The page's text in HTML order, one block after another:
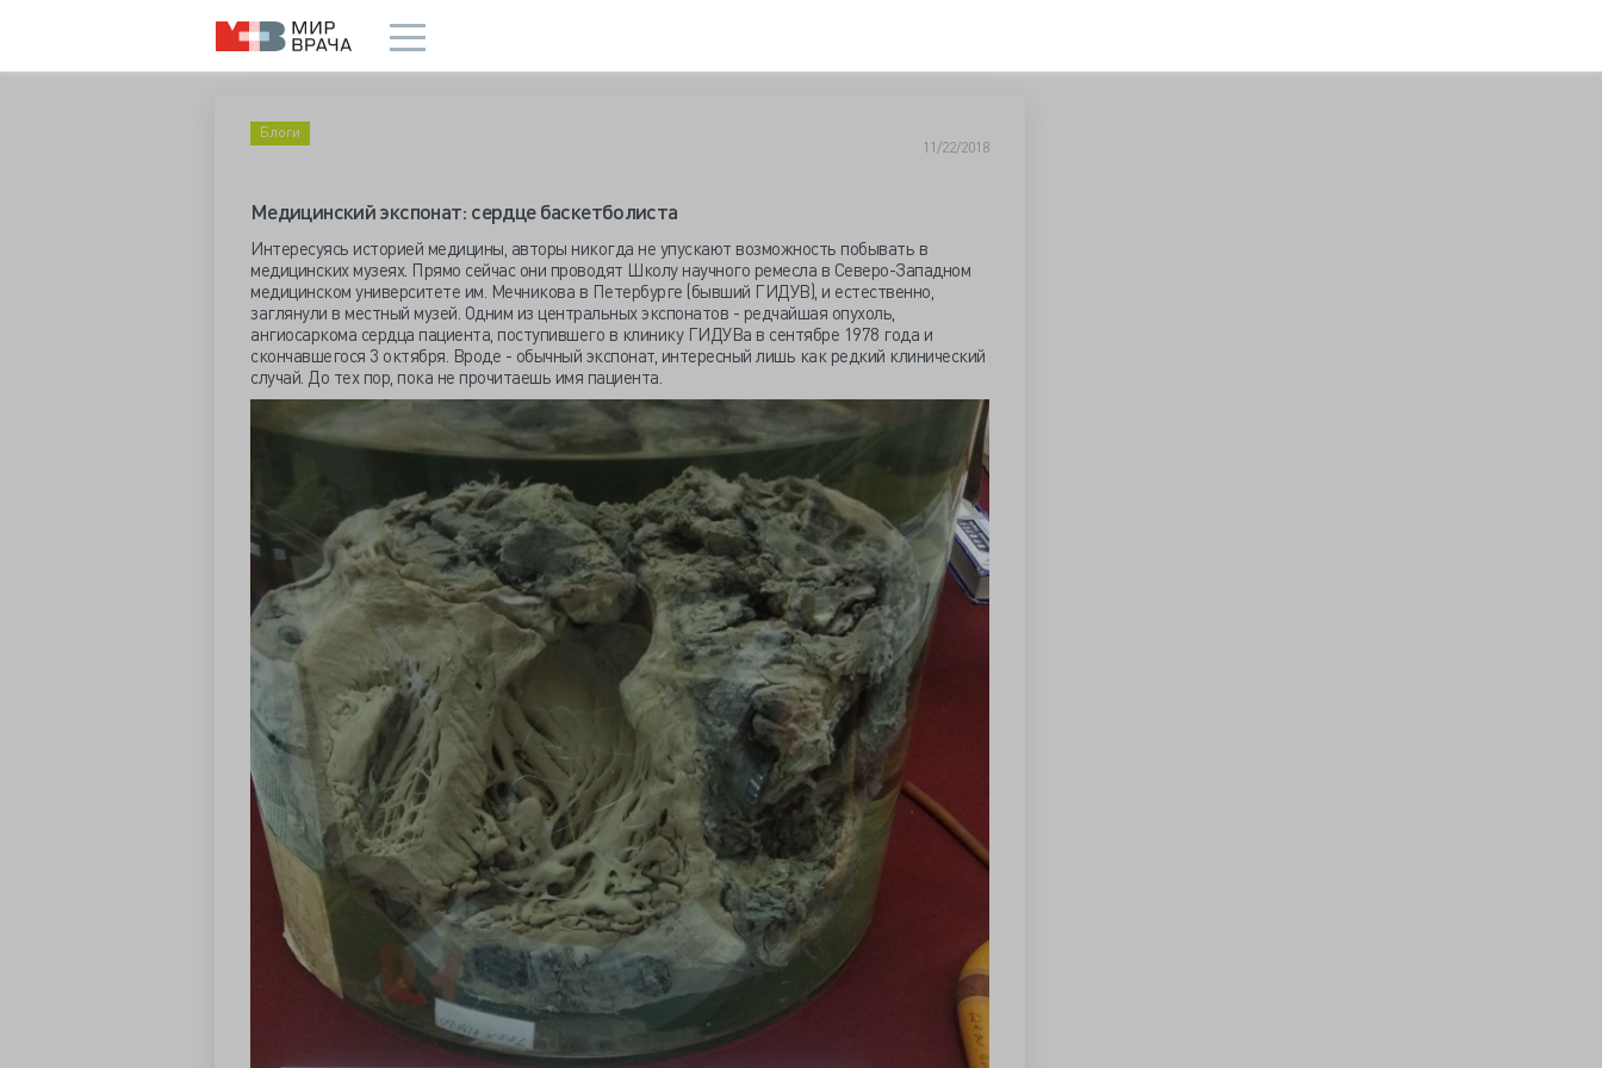
Блоги
11/22/2018
Медицинский экспонат: сердце баскетболиста
Интересуясь историей медицины, авторы никогда не упускают возможность побывать в
медицинских музеях. Прямо сейчас они проводят Школу научного ремесла в Северо-Западном
медицинском университете им. Мечникова в Петербурге (бывший ГИДУВ), и естественно,
заглянули в местный музей. Одним из центральных экспонатов - редчайшая опухоль,
ангиосаркома сердца пациента, поступившего в клинику ГИДУВа в сентябре 1978 года и
скончавшегося 3 октября. Вроде - обычный экспонат, интересный лишь как редкий клинический
случай. До тех пор, пока не прочитаешь имя пациента.